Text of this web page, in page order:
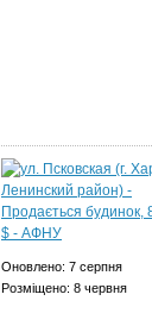
Оновлено: 7 серпня
Розміщено: 8 червня